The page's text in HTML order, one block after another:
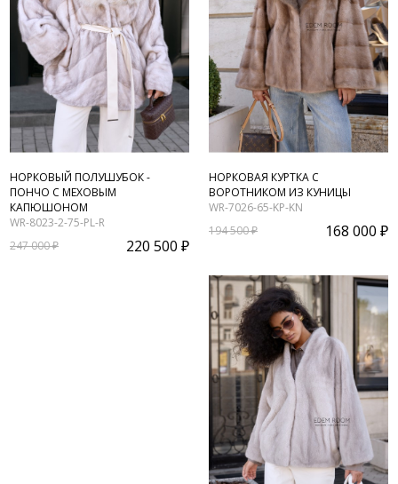
НОРКОВЫЙ ПОЛУШУБОК -
ПОНЧО С МЕХОВЫМ
КАПЮШОНОМ
WR-8023-2-75-PL-R
247 000 ₽
220 500 ₽
НОРКОВАЯ КУРТКА С
ВОРОТНИКОМ ИЗ КУНИЦЫ
WR-7026-65-KP-KN
194 500 ₽
168 000 ₽